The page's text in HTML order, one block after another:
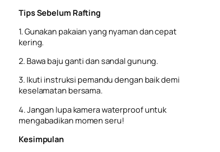
Tips Sebelum Rafting
1. Gunakan pakaian yang nyaman dan cepat
kering.
2. Bawa baju ganti dan sandal gunung.
3. Ikuti instruksi pemandu dengan baik demi
keselamatan bersama.
4. Jangan lupa kamera waterproof untuk
mengabadikan momen seru!
Kesimpulan